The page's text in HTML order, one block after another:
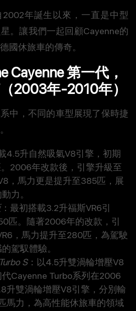
年誕生以來，一直是中型
。讓我們一起回顧Cayenne的
國休旅車的傳奇。
Cayenne 第一代，
2003年-2010年）
中，不同的車型展現了保時捷
4.5升自然吸氣V8引擎，初期
2006年改款後，引擎升級至
，馬力更是提升至385匹，展
力。
：最初搭載3.2升福斯VR6引
匹。隨著2006年的改款，引
，馬力提升至280匹，為駕駛
駕馭體驗。
S：以4.5升雙渦輪增壓V8
Cayenne Turbo系列在2006
升雙渦輪增壓V8引擎，分別輸
馬力，為高性能休旅車的領域